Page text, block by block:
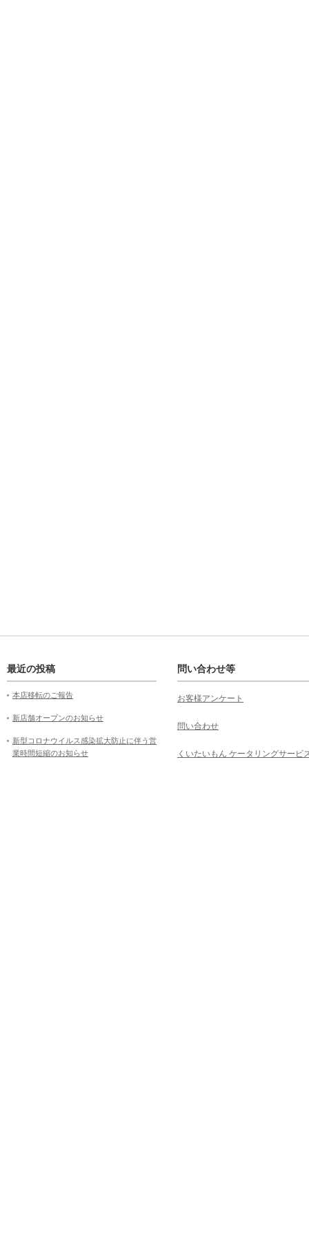
最近の投稿
本店移転のご報告
新店舗オープンのお知らせ
新型コロナウイルス感染拡大防止に伴う営
業時間短縮のお知らせ
問い合わせ等
お客様アンケート
問い合わせ
くいたいもん ケータリングサービ